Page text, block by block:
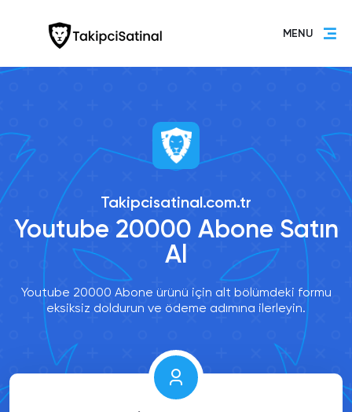
MENU
Takipcisatinal.com.tr
Youtube 20000 Abone Satın
Al
Youtube 20000 Abone ürünü için alt bölümdeki formu
eksiksiz doldurun ve ödeme adımına ilerleyin.